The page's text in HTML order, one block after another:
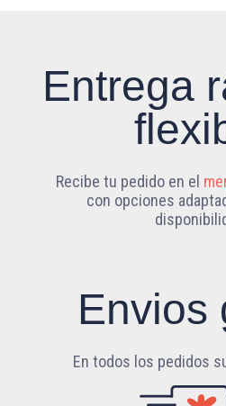
Entrega
Recibe tu pedido en el
con opciones
Envios
En todos los pedidos